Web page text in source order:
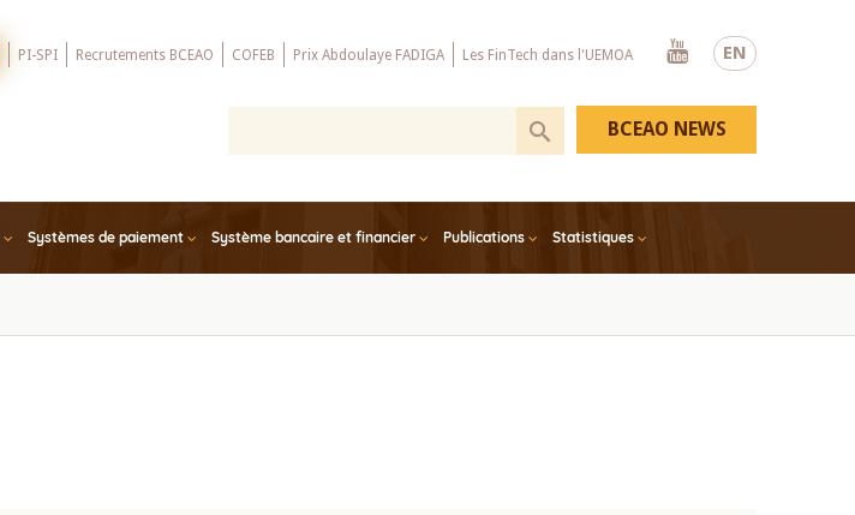
EN
PI-SPI Recrutements BCEAO COFEB Prix Abdoulaye FADIGA Les FinTech dans l'UEMOA
Youtube
Systèmes de paiement Système bancaire et financier Publications Statistiques
BCEAO NEWS